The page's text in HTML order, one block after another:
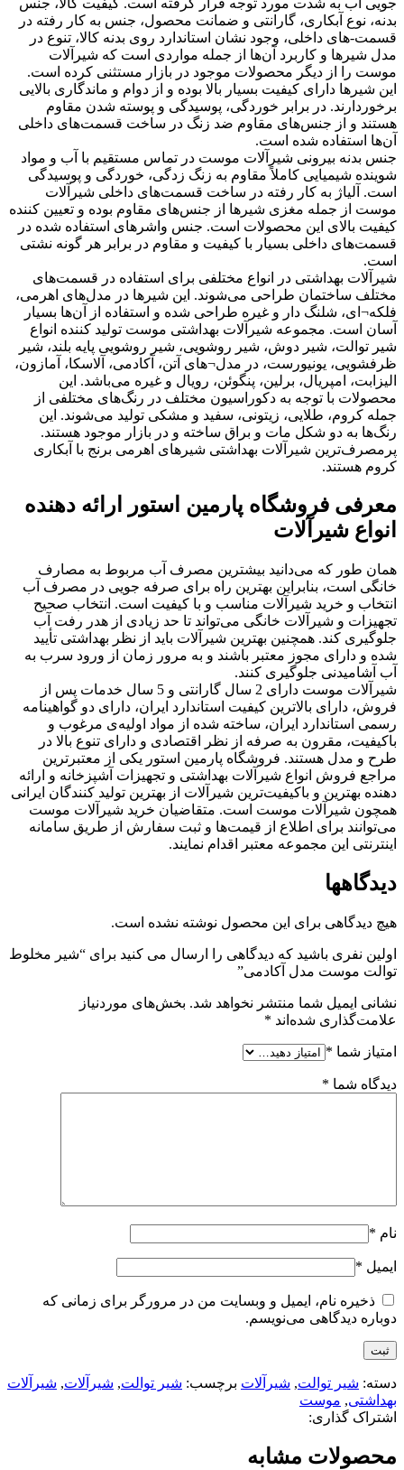
بدنه، نوع آبکاری، گارانتی و ضمانت محصول، جنس به کار رفته در
قسمت-های داخلی، وجود نشان استاندارد روی بدنه کالا، تنوع در
مدل شیرها و کاربرد آن‌ها از جمله مواردی است که شیرآلات
موست را از دیگر محصولات موجود در بازار مستثنی کرده است.
این شیرها دارای کیفیت بسیار بالا بوده و از دوام و ماندگاری بالایی
برخوردارند. در برابر خوردگی، پوسیدگی و پوسته شدن مقاوم
هستند و از جنس‌های مقاوم ضد زنگ در ساخت قسمت‌های داخلی
آن‌ها استفاده شده است.
جنس بدنه بیرونی شیرآلات موست در تماس مستقیم با آب و مواد
شوینده شیمیایی کاملاً مقاوم به زنگ زدگی، خوردگی و پوسیدگی
است. آلیاژ به کار رفته در ساخت قسمت‌های داخلی شیرآلات
موست از جمله مغزی شیرها از جنس‌های مقاوم بوده و تعیین کننده
کیفیت بالای این محصولات است. جنس واشرهای استفاده شده در
قسمت‌های داخلی بسیار با کیفیت و مقاوم در برابر هر گونه نشتی
است.
شیرآلات بهداشتی در انواع مختلفی برای استفاده در قسمت‌های
مختلف ساختمان طراحی می‌شوند. این شیرها در مدل‌های اهرمی،
فلکه¬ای، شلنگ دار و غیره طراحی شده و استفاده از آن‌ها بسیار
آسان است. مجموعه شیرآلات بهداشتی موست تولید کننده انواع
شیر توالت، شیر دوش، شیر روشویی، شیر روشویی پایه بلند، شیر
ظرفشویی، یونیورست، در مدل¬های آتن، آکادمی، آلاسکا، آمازون،
الیزابت، امپریال، برلین، پنگوئن، رویال و غیره می‌باشد. این
محصولات با توجه به دکوراسیون مختلف در رنگ‌های مختلفی از
جمله کروم، طلایی، زیتونی، سفید و مشکی تولید می‌شوند. این
رنگ‌ها به دو شکل مات و براق ساخته و در بازار موجود هستند.
پرمصرف‌ترین شیرآلات بهداشتی شیرهای اهرمی برنج با آبکاری
کروم هستند.
معرفی فروشگاه پارمین استور ارائه دهنده
انواع شیرآلات
همان طور که می‌دانید بیشترین مصرف آب مربوط به مصارف
خانگی است، بنابراین بهترین راه برای صرفه جویی در مصرف آب
انتخاب و خرید شیرآلات مناسب و با کیفیت است. انتخاب صحیح
تجهیزات و شیرآلات خانگی می‌تواند تا حد زیادی از هدر رفت آب
جلوگیری کند. همچنین بهترین شیرآلات باید از نظر بهداشتی تأیید
شده و دارای مجوز معتبر باشند و به مرور زمان از ورود سرب به
آب آشامیدنی جلوگیری کنند.
شیرآلات موست دارای 2 سال گارانتی و 5 سال خدمات پس از
فروش، دارای بالاترین کیفیت استاندارد ایران، دارای دو گواهینامه
رسمی استاندارد ایران، ساخته شده از مواد اولیه‌ی مرغوب و
باکیفیت، مقرون به صرفه از نظر اقتصادی و دارای تنوع بالا در
طرح و مدل هستند. فروشگاه پارمین استور یکی از معتبرترین
مراجع فروش انواع شیرآلات بهداشتی و تجهیزات آشپزخانه و ارائه
دهنده بهترین و باکیفیت‌ترین شیرآلات از بهترین تولید کنندگان ایرانی
همچون شیرآلات موست است. متقاضیان خرید شیرآلات موست
می‌توانند برای اطلاع از قیمت‌ها و ثبت سفارش از طریق سامانه
اینترنتی این مجموعه معتبر اقدام نمایند.
دیدگاهها
هیچ دیدگاهی برای این محصول نوشته نشده است.
اولین نفری باشید که دیدگاهی را ارسال می کنید برای “شیر مخلوط
توالت موست مدل آکادمی”
نشانی ایمیل شما منتشر نخواهد شد. بخش‌های موردنیاز
علامت‌گذاری شده‌اند *
امتیاز شما *
دیدگاه شما *
نام *
ایمیل *
ذخیره نام، ایمیل و وبسایت من در مرورگر برای زمانی که
دوباره دیدگاهی می‌نویسم.
دسته: شیر توالت, شیرآلات برچسب: شیر توالت, شیرآلات, شیرآلات
بهداشتی, موست
اشتراک گذاری:
محصولات مشابه